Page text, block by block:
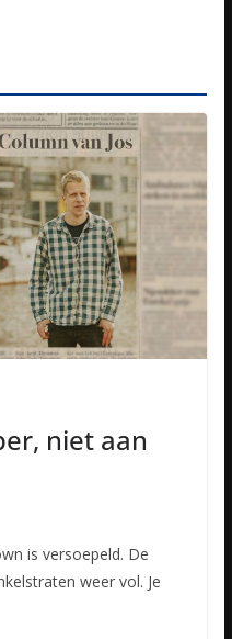
niet aan
is versoepeld. De
weer vol. Je